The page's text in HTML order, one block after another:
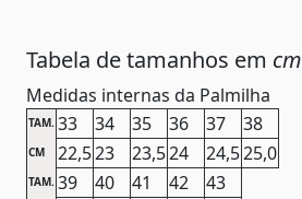
Tabela de tamanhos em cm
Medidas internas da Palmilha
TAM. 33 34 35 36 37 38
CM 22,523 23,524 24,525,0
TAM. 39 40 41 42 43